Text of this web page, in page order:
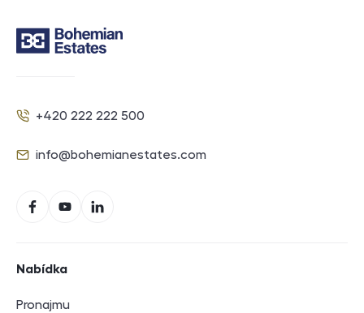
Telefon
+420 222 222 500
E-mail
info@bohemianestates.com
FacebookYouTubeLinkedIn
Nabídka
Pronajmu